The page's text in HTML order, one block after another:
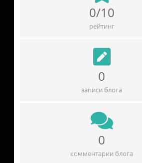
0/10
рейтинг
0
записи блога
0
комментарии блога